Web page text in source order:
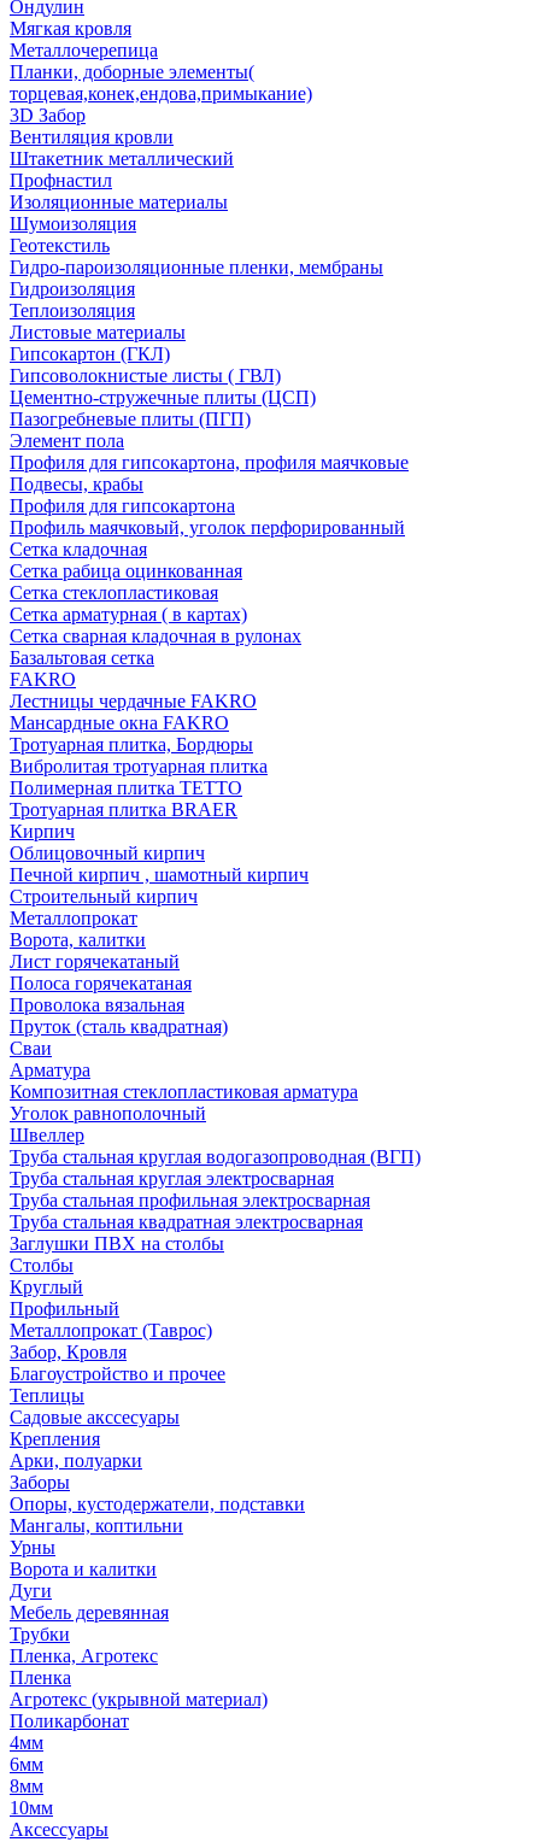
Ондулин
Мягкая кровля
Металлочерепица
Планки, доборные элементы(
торцевая,конек,ендова,примыкание)
3D Забор
Вентиляция кровли
Штакетник металлический
Профнастил
Изоляционные материалы
Шумоизоляция
Геотекстиль
Гидро-пароизоляционные пленки, мембраны
Гидроизоляция
Теплоизоляция
Листовые материалы
Гипсокартон (ГКЛ)
Гипсоволокнистые листы ( ГВЛ)
Цементно-стружечные плиты (ЦСП)
Пазогребневые плиты (ПГП)
Элемент пола
Профиля для гипсокартона, профиля маячковые
Подвесы, крабы
Профиля для гипсокартона
Профиль маячковый, уголок перфорированный
Сетка кладочная
Сетка рабица оцинкованная
Сетка стеклопластиковая
Сетка арматурная ( в картах)
Сетка сварная кладочная в рулонах
Базальтовая сетка
FAKRO
Лестницы чердачные FAKRO
Мансардные окна FAKRO
Тротуарная плитка, Бордюры
Вибролитая тротуарная плитка
Полимерная плитка TETTO
Тротуарная плитка BRAER
Кирпич
Облицовочный кирпич
Печной кирпич , шамотный кирпич
Строительный кирпич
Металлопрокат
Ворота, калитки
Лист горячекатаный
Полоса горячекатаная
Проволока вязальная
Пруток (сталь квадратная)
Сваи
Арматура
Композитная стеклопластиковая арматура
Уголок равнополочный
Швеллер
Труба стальная круглая водогазопроводная (ВГП)
Труба стальная круглая электросварная
Труба стальная профильная электросварная
Труба стальная квадратная электросварная
Заглушки ПВХ на столбы
Столбы
Круглый
Профильный
Металлопрокат (Таврос)
Забор, Кровля
Благоустройство и прочее
Теплицы
Садовые акссесуары
Крепления
Арки, полуарки
Заборы
Опоры, кустодержатели, подставки
Мангалы, коптильни
Урны
Ворота и калитки
Дуги
Мебель деревянная
Трубки
Пленка, Агротекс
Пленка
Агротекс (укрывной материал)
Поликарбонат
4мм
6мм
8мм
10мм
Аксессуары